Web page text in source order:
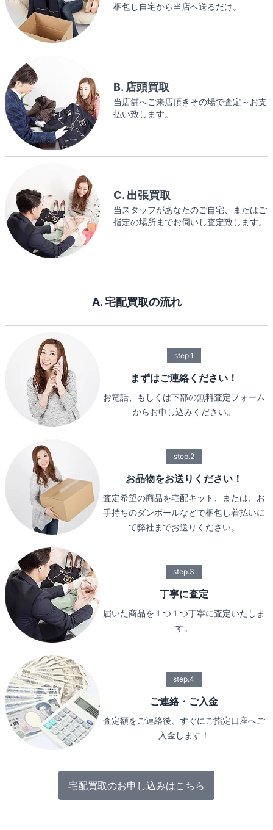
梱包し自宅から当店へ送るだけ。
B. 店頭買取
当店舗へご来店頂きその場で査定～お支
払い致します。
C. 出張買取
当スタッフがあなたのご自宅、またはご
指定の場所までお伺いし査定致します。
A. 宅配買取の流れ
step.1
まずはご連絡ください！
お電話、もしくは下部の無料査定フォーム
からお申し込みください。
step.2
お品物をお送りください！
査定希望の商品を宅配キット、または、お
手持ちのダンボールなどで梱包し着払いに
て弊社までお送りください。
step.3
丁寧に査定
届いた商品を１つ１つ丁寧に査定いたしま
す。
step.4
ご連絡・ご入金
査定額をご連絡後、すぐにご指定口座へご
入金します！
宅配買取のお申し込みはこちら